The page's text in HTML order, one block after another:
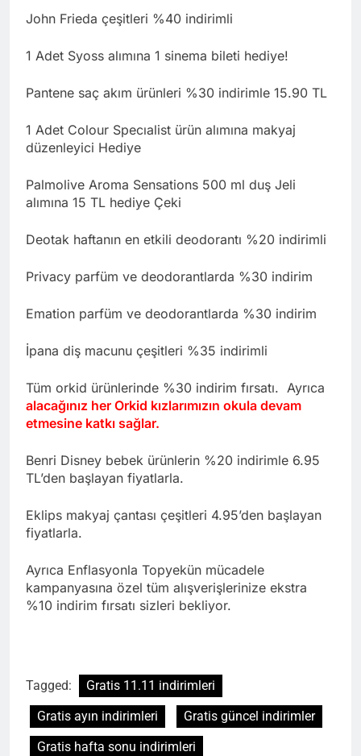
John Frieda çeşitleri %40 indirimli
1 Adet Syoss alımına 1 sinema bileti hediye!
Pantene saç akım ürünleri %30 indirimle 15.90 TL
1 Adet Colour Specıalist ürün alımına makyaj
düzenleyici Hediye
Palmolive Aroma Sensations 500 ml duş Jeli
alımına 15 TL hediye Çeki
Deotak haftanın en etkili deodorantı %20 indirimli
Privacy parfüm ve deodorantlarda %30 indirim
Emation parfüm ve deodorantlarda %30 indirim
İpana diş macunu çeşitleri %35 indirimli
Tüm orkid ürünlerinde %30 indirim fırsatı. Ayrıca
alacağınız her Orkid kızlarımızın okula devam
etmesine katkı sağlar.
Benri Disney bebek ürünlerin %20 indirimle 6.95
TL’den başlayan fiyatlarla.
Eklips makyaj çantası çeşitleri 4.95’den başlayan
fiyatlarla.
Ayrıca Enflasyonla Topyekün mücadele
kampanyasına özel tüm alışverişlerinize ekstra
%10 indirim fırsatı sizleri bekliyor.
Tagged:
Gratis 11.11 indirimleri
Gratis ayın indirimleri
Gratis güncel indirimler
Gratis hafta sonu indirimleri